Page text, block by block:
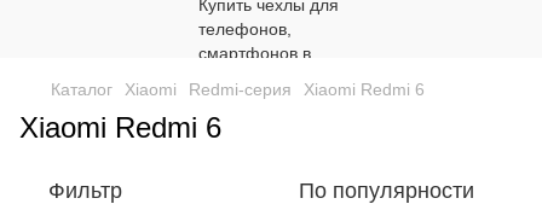
Каталог Xiaomi Redmi-серия Xiaomi Redmi 6
Xiaomi Redmi 6
Фильтр По популярности